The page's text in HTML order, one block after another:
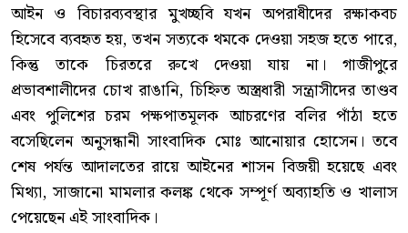
আইন ও বিচারব্যবস্থার মুখচ্ছবি যখন অপরাধীদের রক্ষাকবচ
হিসেবে ব্যবহৃত হয়, তখন সত্যকে থমকে দেওয়া সহজ হতে পারে,
কিন্তু তাকে চিরতরে রুখে দেওয়া যায় না। গাজীপুরে
প্রভাবশালীদের চোখ রাঙানি, চিহ্নিত অস্ত্রধারী সন্ত্রাসীদের তাণ্ডব
এবং পুলিশের চরম পক্ষপাতমূলক আচরণের বলির পাঁঠা হতে
বসেছিলেন অনুসন্ধানী সাংবাদিক মোঃ আনোয়ার হোসেন। তবে
শেষ পর্যন্ত আদালতের রায়ে আইনের শাসন বিজয়ী হয়েছে এবং
মিথ্যা, সাজানো মামলার কলঙ্ক থেকে সম্পূর্ণ অব্যাহতি ও খালাস
পেয়েছেন এই সাংবাদিক।